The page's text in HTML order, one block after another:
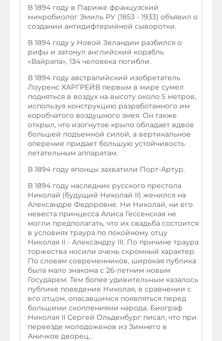
В 1894 году в Париже французский
микробиолог Эмиль РУ (1853 - 1933) объявил о
создании антидифтерийной сыворотки.
В 1894 году у Новой Зеландии разбился о
рифы и затонул английский корабль
«Вайрапа», 134 человека погибли.
В 1894 году австралийский изобретатель
Лоуренс ХАРГРЕЙВ первым в мире сумел
подняться в воздух на высоту около 5 метров,
используя конструкцию разработанного им
коробчатого воздушного змея. Он также
открыл, что изогнутое крыло обладает вдвое
большей подъемной силой, а вертикальное
оперение придает большую устойчивость
летательным аппаратам.
В 1894 году японцы захватили Порт-Артур.
В 1894 году наследник русского престола
Николай (будущий Николай II) женился на
Александре Федоровне. Ни Николай, ни его
невеста принцесса Алиса Гессенская не
могли предполагать, что их свадьба состоится
в условиях траура по покойному отцу
Николая II - Александру III. По причине траура
торжества носили очень скромный характер.
По словам современников, широкая публика
была мало знакома с 26-летним новым
Государем. Тем более удивительным казалось
публике поведение Николая, в сравнении с
его отцом, опасавшимся появляться перед
большими скоплениями народа. Биограф
Николая II Сергей Ольденбург писал, что при
переезде молодоженов из Зимнего в
Аничков дворец, .